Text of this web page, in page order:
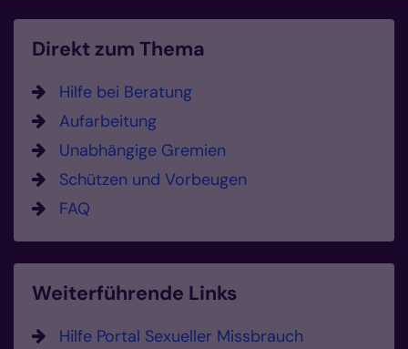
Direkt zum Thema
Hilfe bei Beratung
Aufarbeitung
Unabhängige Gremien
Schützen und Vorbeugen
FAQ
Weiterführende Links
Hilfe Portal Sexueller Missbrauch